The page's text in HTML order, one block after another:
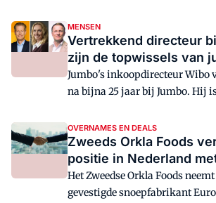
MENSEN
Vertrekkend directeur
zijn de topwissels van
Jumbo's inkoopdirecteur Wibo
na bijna 25 jaar bij Jumbo. Hij
na 25 jaar zijn carrière elders
OVERNAMES EN DEALS
Zweeds Orkla Foods
positie in Nederland
Het Zweedse Orkla Foods
gevestigde snoepfabrikant